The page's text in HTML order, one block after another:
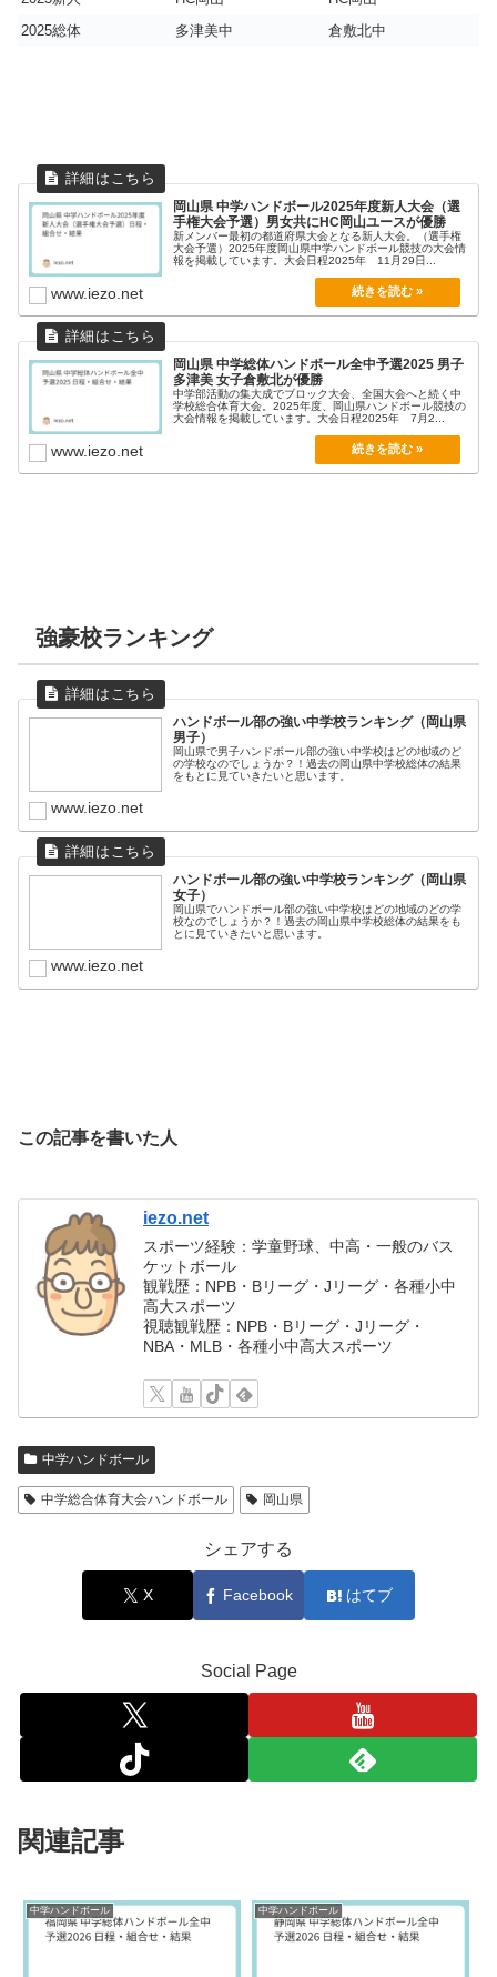
2025総体
多津美中 倉敷北中
岡山県 中学ハンドボール2025年度新人大会（選
手権大会予選）男女共にHC岡山ユースが優勝
新メンバー最初の都道府県大会となる新人大会。（選手権
大会予選）2025年度岡山県中学ハンドボール競技の大会情
報を掲載しています。大会日程2025年 11月29日...
www.iezo.net
岡山県 中学総体ハンドボール全中予選2025 男子
多津美 女子倉敷北が優勝
中学部活動の集大成でブロック大会、全国大会へと続く中
学校総合体育大会。2025年度、岡山県ハンドボール競技の
大会情報を掲載しています。大会日程2025年 7月2...
www.iezo.net
強豪校ランキング
ハンドボール部の強い中学校ランキング（岡山県
男子）
岡山県で男子ハンドボール部の強い中学校はどの地域のど
の学校なのでしょうか？！過去の岡山県中学校総体の結果
をもとに見ていきたいと思います。
www.iezo.net
ハンドボール部の強い中学校ランキング（岡山県
女子）
岡山県でハンドボール部の強い中学校はどの地域のどの学
校なのでしょうか？！過去の岡山県中学校総体の結果をも
とに見ていきたいと思います。
www.iezo.net
この記事を書いた人
iezo.net
スポーツ経験：学童野球、中高・一般のバス
ケットボール
観戦歴：NPB・Bリーグ・Jリーグ・各種小中
高大スポーツ
視聴観戦歴：NPB・Bリーグ・Jリーグ・
NBA・MLB・各種小中高大スポーツ
中学ハンドボール
中学総合体育大会ハンドボール 岡山県
シェアする
X Facebook はてブ
Social Page
関連記事
中学ハンドボール 中学ハンドボール